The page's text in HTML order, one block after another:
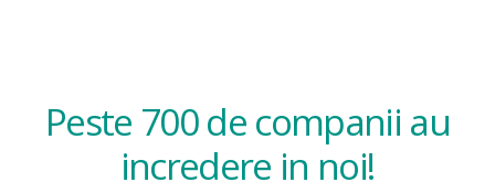
Peste 700 de companii au
incredere in noi!